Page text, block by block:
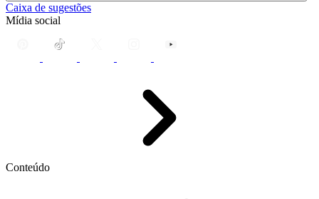
Caixa de sugestões
Mídia social
Conteúdo